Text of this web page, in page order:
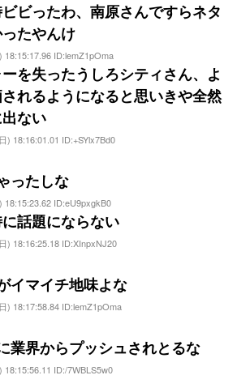
ビったわ、南原さんですらネタ
たやんけ
18:15:17.96 ID:lemZ1pOma
ーを失ったうしろシティさん、よ
れるようになると思いきや全然
ない
) 18:16:01.01 ID:+SYlx7Bd0
ったしな
18:15:23.62 ID:eU9pxgkB0
話題にならない
) 18:16:25.18 ID:XInpxNJ20
イマイチ地味よな
) 18:17:58.84 ID:lemZ1pOma
業界からプッシュされとるな
18:15:56.11 ID:/7WBLS5w0